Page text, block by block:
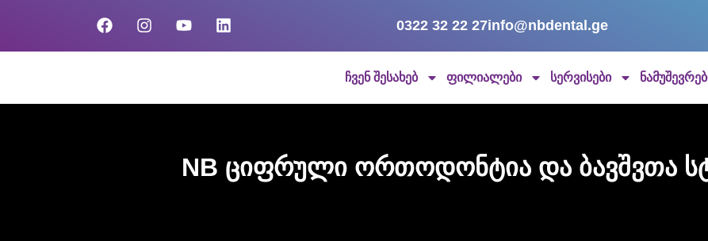
0322 32 22 27info@nbdental.ge
ჩვენ შესახებ ფილიალები სერვისები
NB ციფრული ორთოდონტია და ბავშვთა